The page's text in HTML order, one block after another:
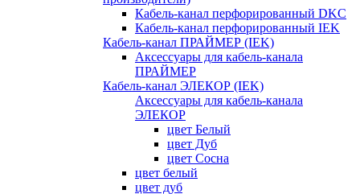
Кабель-канал перфорированный DKC
Кабель-канал перфорированный IEK
Кабель-канал ПРАЙМЕР (IEK)
Аксессуары для кабель-канала
ПРАЙМЕР
Кабель-канал ЭЛЕКОР (IEK)
Аксессуары для кабель-канала
ЭЛЕКОР
цвет Белый
цвет Дуб
цвет Сосна
цвет белый
цвет дуб